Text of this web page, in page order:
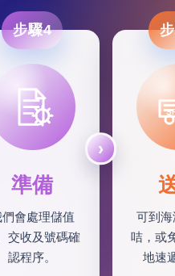
步驟4
準備
們會處理儲值
交收及號碼確
認程序。
可到海
咭，或
地速